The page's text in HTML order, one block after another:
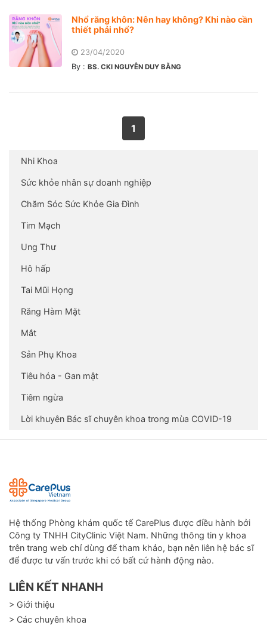
Nhổ răng khôn: Nên hay không? Khi nào cần
thiết phải nhổ?
23/04/2020
By : BS. CKI NGUYỄN DUY BẰNG
1
Nhi Khoa
Sức khỏe nhân sự doanh nghiệp
Chăm Sóc Sức Khỏe Gia Đình
Tim Mạch
Ung Thư
Hô hấp
Tai Mũi Họng
Răng Hàm Mặt
Mắt
Sản Phụ Khoa
Tiêu hóa - Gan mật
Tiêm ngừa
Lời khuyên Bác sĩ chuyên khoa trong mùa COVID-19
Hệ thống Phòng khám quốc tế CarePlus được điều hành bởi
Công ty TNHH CityClinic Việt Nam. Những thông tin y khoa
trên trang web chỉ dùng để tham khảo, bạn nên liên hệ bác sĩ
để được tư vấn trước khi có bất cứ hành động nào.
LIÊN KẾT NHANH
> Giới thiệu
> Các chuyên khoa